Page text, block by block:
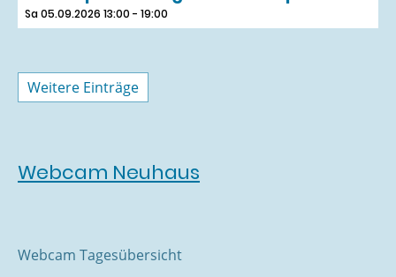
Sa 05.09.2026 13:00 - 19:00
Weitere Einträge
Webcam Neuhaus
Webcam Tagesübersicht